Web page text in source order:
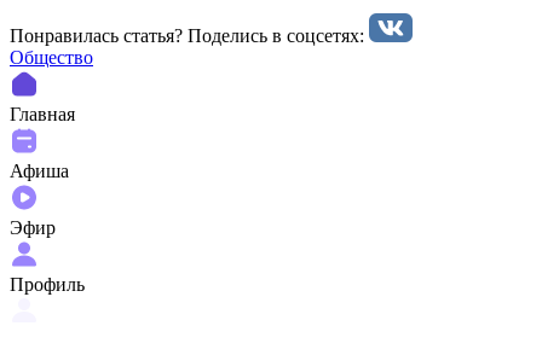
Понравилась статья? Поделиcь в соцсетях:
Общество
Главная
Афиша
Эфир
Профиль